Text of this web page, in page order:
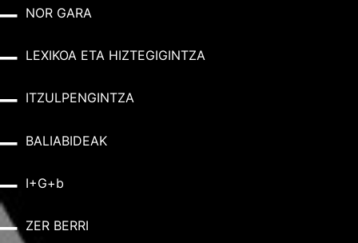
NOR GARA
LEXIKOA ETA HIZTEGIGINTZA
ITZULPENGINTZA
BALIABIDEAK
I+G+b
ZER BERRI